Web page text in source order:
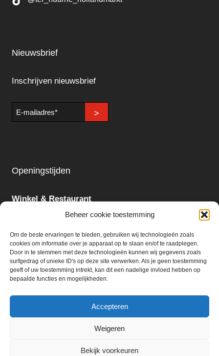
Beheer cookie toestemming
Om de beste ervaringen te bieden, gebruiken wij technologieën zoals
cookies om informatie over je apparaat op te slaan en/of te raadplegen.
Door in te stemmen met deze technologieën kunnen wij gegevens zoals
surfgedrag of unieke ID's op deze site verwerken. Als je geen toestemming
geeft of uw toestemming intrekt, kan dit een nadelige invloed hebben op
bepaalde functies en mogelijkheden.
Accepteren
Weigeren
Bekijk voorkeuren
Nieuwsbrief
Inschrijven nieuwsbrief
E-
mailadres
>
Openingstijden
Winkel & Restaurant
Maandag - Zondag
Slijterij:
Maandag - Zaterdag
09:00 - 18:00